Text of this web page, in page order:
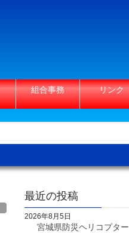
組合事務 リンク
最近の投稿
宮城県防災ヘリコプター
2026年8月5日